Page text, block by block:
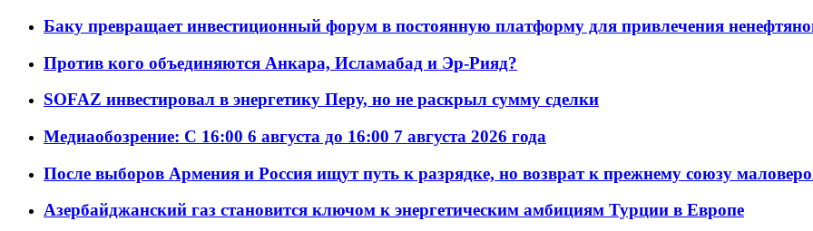
Баку превращает инвестиционный форум в постоянную платформу для привлечения
Против кого объединяются Анкара, Исламабад и Эр-Рияд?
SOFAZ инвестировал в энергетику Перу, но не раскрыл сумму сделки
Медиаобозрение: С 16:00 6 августа до 16:00 7 августа 2026 года
После выборов Армения и Россия ищут путь к разрядке, но возврат к прежнему союзу
Азербайджанский газ становится ключом к энергетическим амбициям Турции в Европе